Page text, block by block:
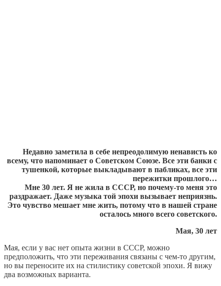
Недавно заметила в себе непреодолимую ненависть ко
всему, что напоминает о Советском Союзе. Все эти банки с
тушенкой, которые выкладывают в пабликах, все эти
пережитки прошлого…
Мне 30 лет. Я не жила в СССР, но почему-то меня это
раздражает. Даже музыка той эпохи вызывает неприязнь.
Это чувство мешает мне жить, потому что в нашей стране
осталось много всего советского.
Мая, 30 лет
Мая, если у вас нет опыта жизни в СССР, можно
предположить, что эти переживания связаны с чем-то другим,
но вы переносите их на стилистику советской эпохи. Я вижу
два возможных варианта.